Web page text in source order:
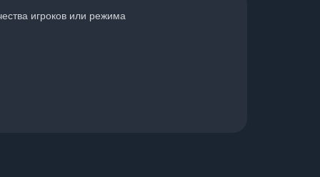
игроков или режима